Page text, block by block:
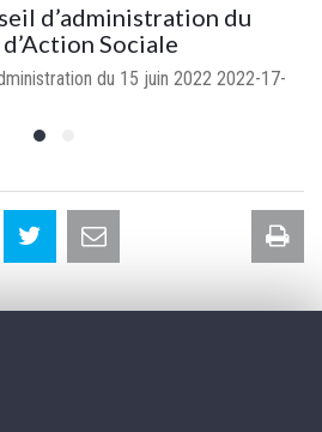
d’Action Sociale
L'ACCUEIL DE TOUS
la